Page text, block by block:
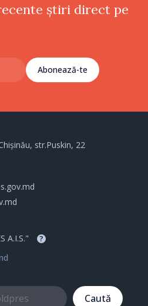
știri direct pe
Abonează-te
str.Puskin, 22
A.I.S." ?
Caută